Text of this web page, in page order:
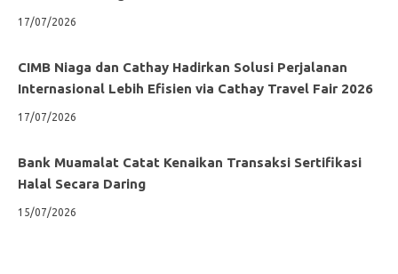
17/07/2026
CIMB Niaga dan Cathay Hadirkan Solusi Perjalanan
Internasional Lebih Efisien via Cathay Travel Fair 2026
17/07/2026
Bank Muamalat Catat Kenaikan Transaksi Sertifikasi
Halal Secara Daring
15/07/2026